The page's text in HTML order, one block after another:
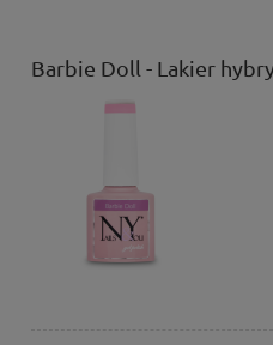
Barbie Doll - Lakier